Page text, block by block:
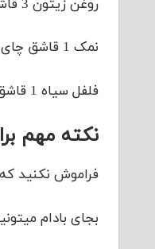
روغن زیتون 3 قاشق غذا خوری
نمک 1 قاشق چای خوری
فلفل سیاه 1 قاشق چای خوری
نکته مهم
فراموش نکنید که
بجای بادام